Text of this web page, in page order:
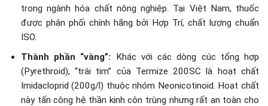
trong ngành hóa chất nông nghiệp. Tại Việt Nam, thuốc
được phân phối chính hãng bởi Hợp Trí, chất lượng chuẩn
ISO.
Thành phần “vàng”: Khác với các dòng cúc tổng hợp
(Pyrethroid), “trái tim” của Termize 200SC là hoạt chất
Imidacloprid (200g/l) thuộc nhóm Neonicotinoid. Hoạt chất
này tấn công hệ thần kinh côn trùng nhưng rất an toàn cho